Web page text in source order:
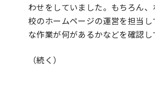
わせをしていました。もちろん
校のホームページの運営を担当
な作業が何があるかなどを確認し
（続く）